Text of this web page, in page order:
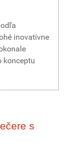
inovatívne
konceptu
s